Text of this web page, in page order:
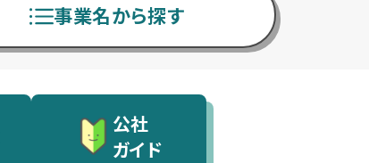
事業名から探す
公社
ガイド